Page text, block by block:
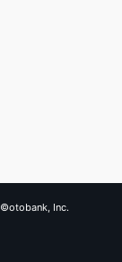
©otobank, Inc.